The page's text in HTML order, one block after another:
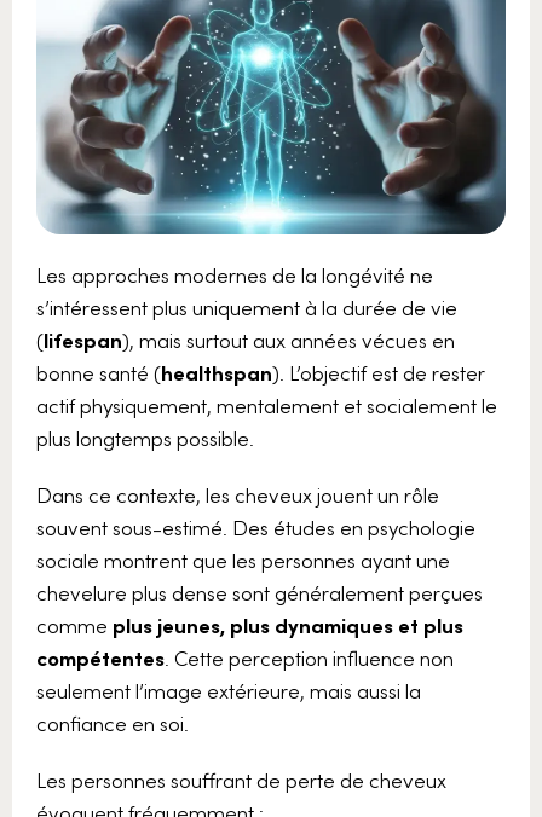
Les approches modernes de la longévité ne
s’intéressent plus uniquement à la durée de vie
(lifespan), mais surtout aux années vécues en
bonne santé (healthspan). L’objectif est de rester
actif physiquement, mentalement et socialement le
plus longtemps possible.
Dans ce contexte, les cheveux jouent un rôle
souvent sous-estimé. Des études en psychologie
sociale montrent que les personnes ayant une
chevelure plus dense sont généralement perçues
comme plus jeunes, plus dynamiques et plus
compétentes. Cette perception influence non
seulement l’image extérieure, mais aussi la
confiance en soi.
Les personnes souffrant de perte de cheveux